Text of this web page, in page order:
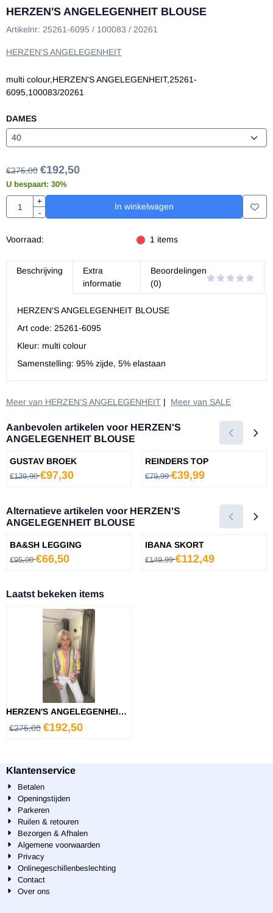
HERZEN'S ANGELEGENHEIT BLOUSE
Artikelnr: 25261-6095 / 100083 / 20261
HERZEN'S ANGELEGENHEIT
multi colour,HERZEN'S ANGELEGENHEIT,25261-
6095,100083/20261
DAMES
€275,00 €192,50
U bespaart: 30%
Aantal
+
-
In winkelwagen
Voorraad: 1 items
Beschrijving
Extra
informatie
Beoordelingen
(0)
HERZEN'S ANGELEGENHEIT BLOUSE
Art code: 25261-6095
Kleur: multi colour
Samenstelling: 95% zijde, 5% elastaan
Meer van HERZEN'S ANGELEGENHEIT | Meer van SALE
Aanbevolen artikelen voor HERZEN'S
ANGELEGENHEIT BLOUSE
GUSTAV BROEK
Van 139,00 voor 97,30
€139,00€97,30
REINDERS TOP
Van 79,99 voor 39,99
€79,99€39,99
Alternatieve artikelen voor HERZEN'S
ANGELEGENHEIT BLOUSE
BA&SH LEGGING
Van 95,00 voor 66,50
€95,00€66,50
IBANA SKORT
Van 149,99 voor 112,49
€149,99€112,49
Laatst bekeken items
HERZEN'S ANGELEGENHEIT
€275,00 €192,50
Klantenservice
Betalen
Openingstijden
Parkeren
Ruilen & retouren
Bezorgen & Afhalen
Algemene voorwaarden
Privacy
Onlinegeschillenbeslechting
Contact
Over ons